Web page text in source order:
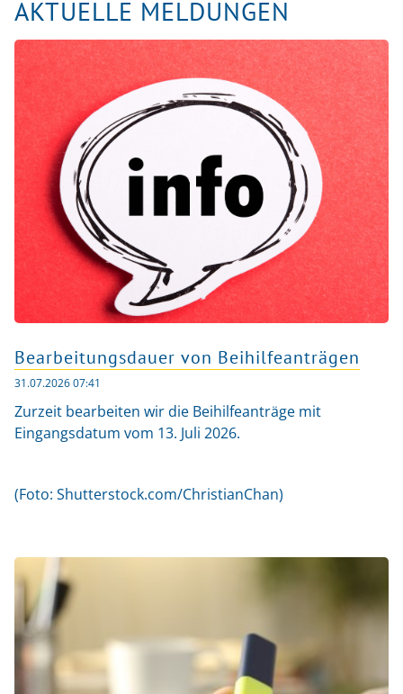
Häufig gestellte Fragen
Aktuelles
Menü schließen
Menü schließen
AKTUELLE MELDUNGEN
Bearbeitungsdauer von Beihilfeanträgen
31.07.2026 07:41
Zurzeit bearbeiten wir die Beihilfeanträge mit
Eingangsdatum vom 13. Juli 2026.
(Foto: Shutterstock.com/ChristianChan)